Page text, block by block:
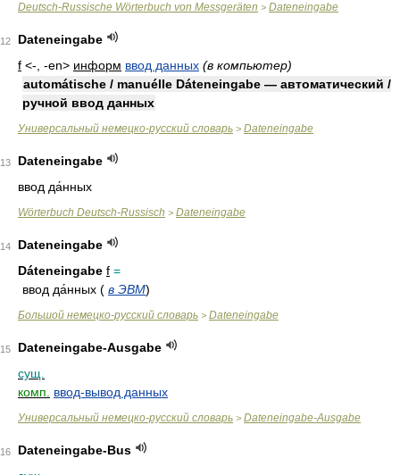
Deutsch-Russische Wörterbuch von Messgeräten > Dateneingabe
12
Dateneingabe
f <-, -en> информ ввод данных (в компьютер)
automátische / manuélle Dáteneingabe — автоматический /
ручной ввод данных
Универсальный немецко-русский словарь > Dateneingabe
13
Dateneingabe
ввод да́нных
Wörterbuch Deutsch-Russisch > Dateneingabe
14
Dateneingabe
Dáteneingabe f =
ввод да́нных ( в ЭВМ)
Большой немецко-русский словарь > Dateneingabe
15
Dateneingabe-Ausgabe
сущ.
комп.
ввод-вывод данных
Универсальный немецко-русский словарь > Dateneingabe-Ausgabe
16
Dateneingabe-Bus